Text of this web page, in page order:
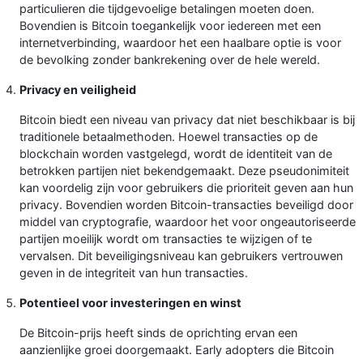
particulieren die tijdgevoelige betalingen moeten doen.
Bovendien is Bitcoin toegankelijk voor iedereen met een
internetverbinding, waardoor het een haalbare optie is voor
de bevolking zonder bankrekening over de hele wereld.
Privacy en veiligheid
Bitcoin biedt een niveau van privacy dat niet beschikbaar is bij
traditionele betaalmethoden. Hoewel transacties op de
blockchain worden vastgelegd, wordt de identiteit van de
betrokken partijen niet bekendgemaakt. Deze pseudonimiteit
kan voordelig zijn voor gebruikers die prioriteit geven aan hun
privacy. Bovendien worden Bitcoin-transacties beveiligd door
middel van cryptografie, waardoor het voor ongeautoriseerde
partijen moeilijk wordt om transacties te wijzigen of te
vervalsen. Dit beveiligingsniveau kan gebruikers vertrouwen
geven in de integriteit van hun transacties.
Potentieel voor investeringen en winst
De Bitcoin-prijs heeft sinds de oprichting ervan een
aanzienlijke groei doorgemaakt. Early adopters die Bitcoin